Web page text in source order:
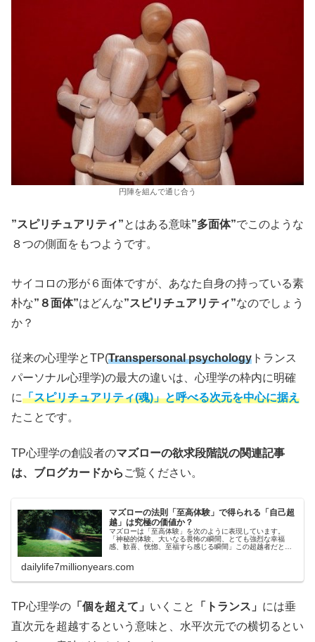
円陣を組んで通じ合う
”スピリチュアリティ”とはある意味”多面体”でこのような
８つの側面をもつようです。
サイコロの形が６面体ですが、あなた自身の持っている素
朴な”８面体”はどんな”スピリチュアリティ”なのでしょう
か？
従来の心理学とTP(Transpersonal psychology トランス
パーソナル心理学)の最大の違いは、心理学の枠内に明確
に「スピリチュアリティ(魂)」と呼べる次元を中心に据え
たことです。
TP心理学の創設者のマズローの欲求段階説の関連記事
は、ブログカードから ご覧ください。
マズローの法則「至高体験」で得られる「自己超
越」は究極の価値か？
マズローは「至高体験」を次のように表現しています。
「神秘的体験、大いなる畏怖の瞬間、とても強烈な幸福
感、歓喜、恍惚、至福すら感じる瞬間」この超越者だと考
dailylife7millionyears.com
TP心理学の 「個を超えて」 いくこと 「トランス」 には垂
直次元を超越するという意味と、水平次元での横切るとい